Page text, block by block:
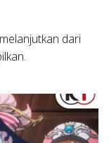
dari